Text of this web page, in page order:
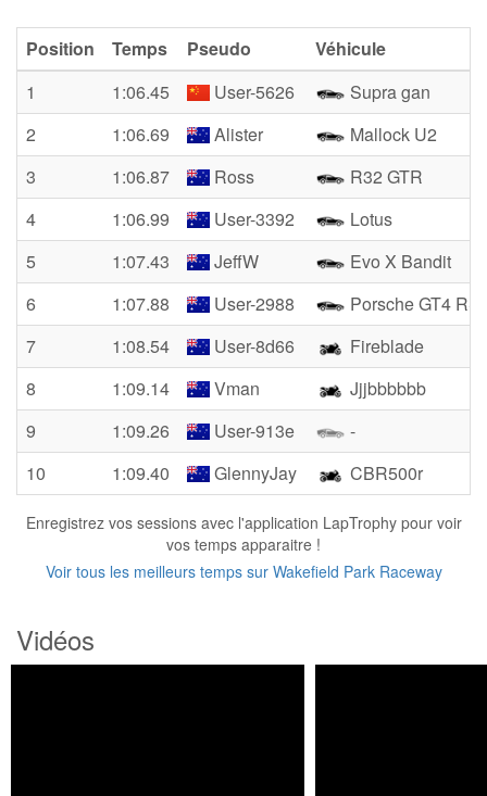
Position Temps Pseudo
Véhicule
1
1:06.45 User-5626
Supra gan
2
1:06.69 Alister
Mallock U2
3
1:06.87 Ross
R32 GTR
4
1:06.99 User-3392
Lotus
5
1:07.43 JeffW
Evo X Bandit
6
1:07.88 User-2988
Porsche GT4 RS
7
1:08.54 User-8d66
Fireblade
8
1:09.14 Vman
Jjjbbbbbb
9
1:09.26 User-913e
-
10
1:09.40 GlennyJay CBR500r
Enregistrez vos sessions avec l'application LapTrophy pour voir
vos temps apparaitre !
Voir tous les meilleurs temps sur Wakefield Park Raceway
Vidéos